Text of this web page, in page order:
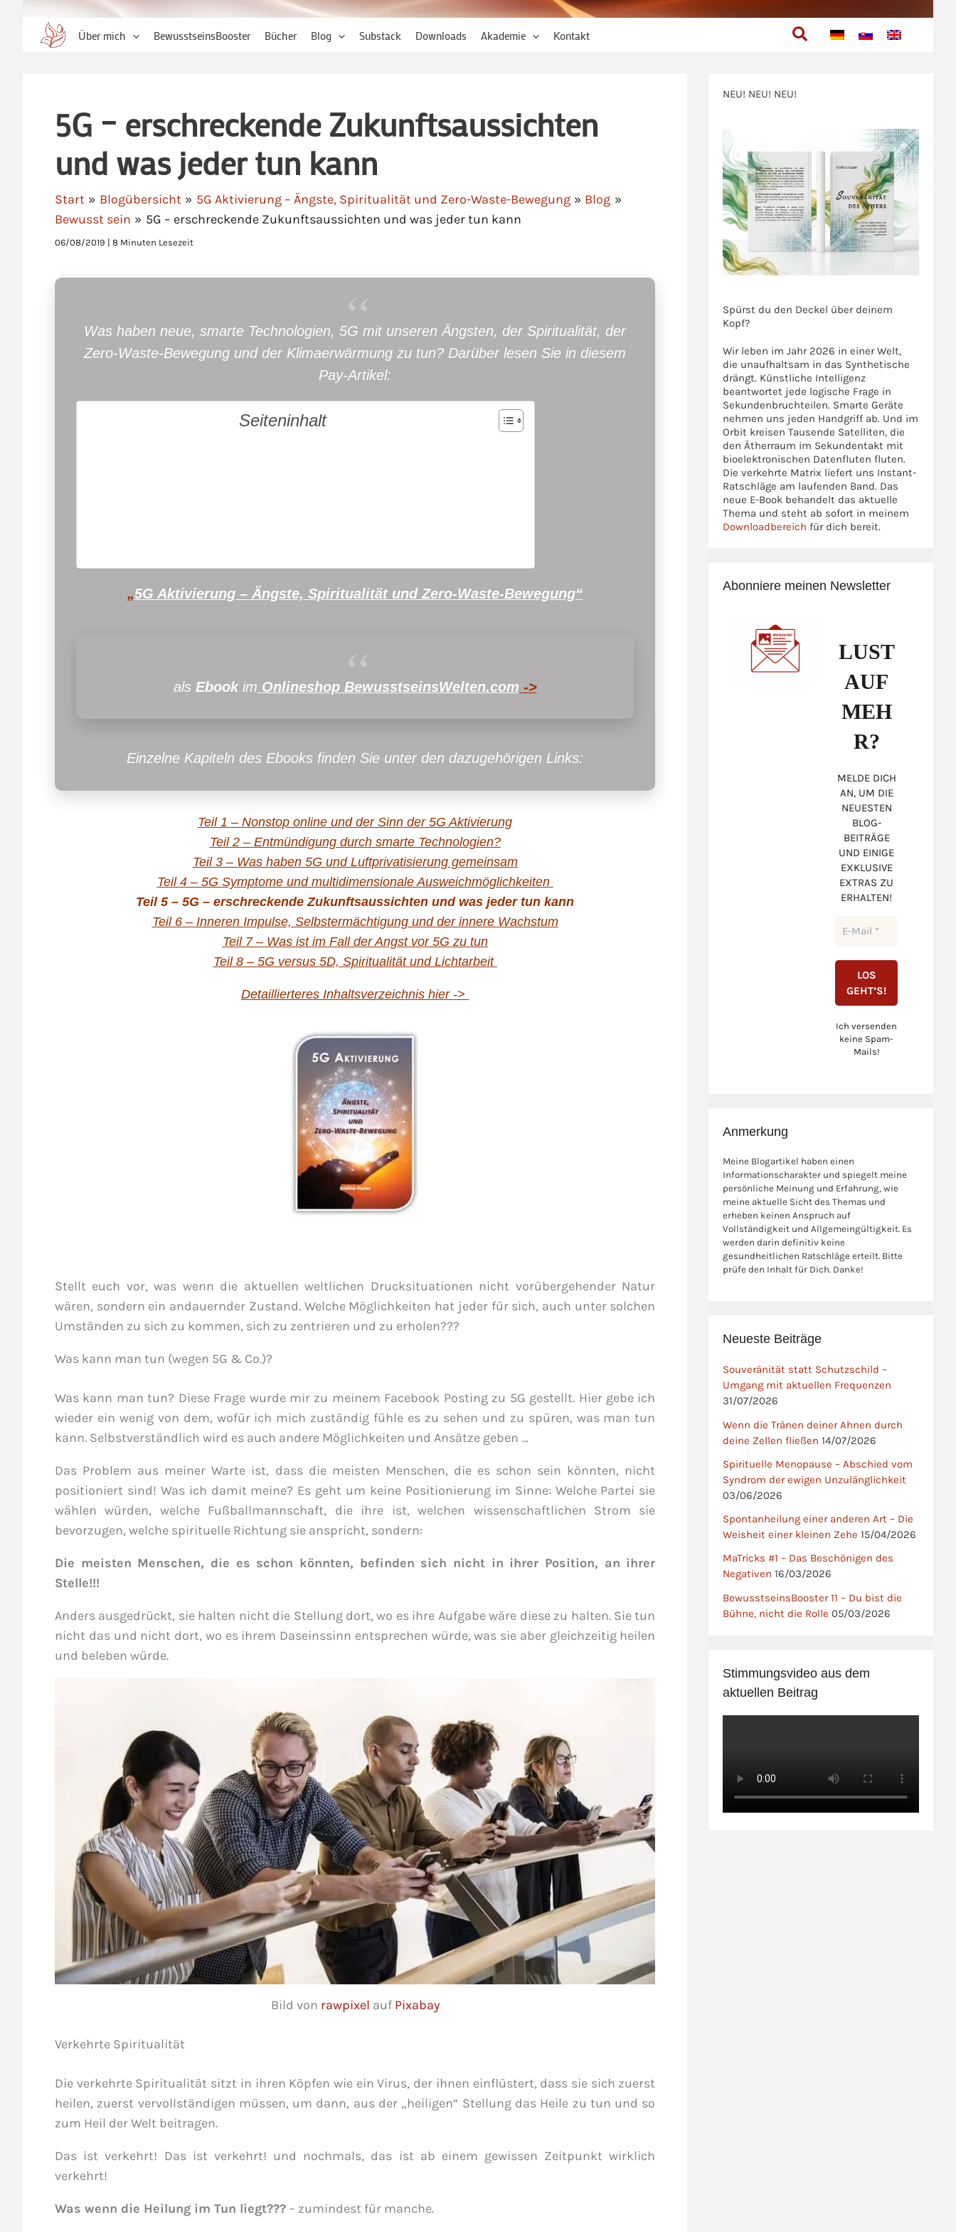
Über mich BewusstseinsBooster Bücher Blog Substack Downloads Akademie Kontakt Suchen
5G – erschreckende Zukunftsaussichten
und was jeder tun kann
Start Blogübersicht 5G Aktivierung – Ängste, Spiritualität und Zero-Waste-Bewegung
Blog
Bewusst sein
5G – erschreckende Zukunftsaussichten und was jeder tun kann
06/08/2019 | 8 Minuten Lesezeit
Was haben neue, smarte Technologien, 5G mit unseren Ängsten, der Spiritualität, der
Zero-Waste-Bewegung und der Klimaerwärmung zu tun? Darüber lesen Sie in diesem
Pay-Artikel:
Seiteninhalt
„5G Aktivierung – Ängste, Spiritualität und Zero-Waste-Bewegung“
als Ebookim Onlineshop BewusstseinsWelten.com ->
Einzelne Kapiteln des Ebooks finden Sie unter den dazugehörigen Links:
Teil 1 – Nonstop online und der Sinn der 5G Aktivierung
Teil 2 – Entmündigung durch smarte Technologien?
Teil 3 – Was haben 5G und Luftprivatisierung gemeinsam
Teil 4 – 5G Symptome und multidimensionale Ausweichmöglichkeiten
Teil 5 – 5G – erschreckende Zukunftsaussichten und was jeder tun kann
Teil 6 – Inneren Impulse, Selbstermächtigung und der innere Wachstum
Teil 7 – Was ist im Fall der Angst vor 5G zu tun
Teil 8 – 5G versus 5D, Spiritualität und Lichtarbeit
Detaillierteres Inhaltsverzeichnis hier ->
Stellt euch vor, was wenn die aktuellen weltlichen Drucksituationen nicht vorübergehender Natur
wären, sondern ein andauernder Zustand. Welche Möglichkeiten hat jeder für sich, auch unter solchen
Umständen zu sich zu kommen, sich zu zentrieren und zu erholen???
Was kann man tun (wegen 5G & Co.)?
Was kann man tun? Diese Frage wurde mir zu meinem Facebook Posting zu 5G gestellt. Hier gebe ich
wieder ein wenig von dem, wofür ich mich zuständig fühle es zu sehen und zu spüren, was man tun
kann. Selbstverständlich wird es auch andere Möglichkeiten und Ansätze geben …
Das Problem aus meiner Warte ist, dass die meisten Menschen, die es schon sein könnten, nicht
positioniert sind! Was ich damit meine? Es geht um keine Positionierung im Sinne: Welche Partei sie
wählen würden, welche Fußballmannschaft, die ihre ist, welchen wissenschaftlichen Strom sie
bevorzugen, welche spirituelle Richtung sie anspricht, sondern:
Die meisten Menschen, die es schon könnten, befinden sich nicht in ihrer Position, an ihrer
Stelle!!!
Anders ausgedrückt, sie halten nicht die Stellung dort, wo es ihre Aufgabe wäre diese zu halten. Sie tun
nicht das und nicht dort, wo es ihrem Daseinssinn entsprechen würde, was sie aber gleichzeitig heilen
und beleben würde.
Bild von rawpixel auf Pixabay
Verkehrte Spiritualität
Die verkehrte Spiritualität sitzt in ihren Köpfen wie ein Virus, der ihnen einflüstert, dass sie sich zuerst
heilen, zuerst vervollständigen müssen, um dann, aus der „heiligen“ Stellung das Heile zu tun und so
zum Heil der Welt beitragen.
Das ist verkehrt! Das ist verkehrt! und nochmals, das ist ab einem gewissen Zeitpunkt wirklich
verkehrt!
Was wenn die Heilung im Tun liegt??? – zumindest für manche.
NEU! NEU! NEU!
Spürst du den Deckel über deinem
Kopf?
Wir leben im Jahr 2026 in einer Welt,
die unaufhaltsam in das Synthetische
drängt. Künstliche Intelligenz
beantwortet jede logische Frage in
Sekundenbruchteilen. Smarte Geräte
nehmen uns jeden Handgriff ab. Und im
Orbit kreisen Tausende Satelliten, die
den Ätherraum im Sekundentakt mit
bioelektronischen Datenfluten fluten.
Die verkehrte Matrix liefert uns Instant-
Ratschläge am laufenden Band. Das
neue E-Book behandelt das aktuelle
Thema und steht ab sofort in meinem
Downloadbereich für dich bereit.
Abonniere meinen Newsletter
LUST
AUF
MEH
R?
MELDE DICH
AN, UM DIE
NEUESTEN
BLOG-
BEITRÄGE
UND EINIGE
EXKLUSIVE
EXTRAS ZU
ERHALTEN!
Ich versenden
keine Spam-
Mails!
Anmerkung
Meine Blogartikel haben einen
Informationscharakter und spiegelt meine
persönliche Meinung und Erfahrung, wie
meine aktuelle Sicht des Themas und
erheben keinen Anspruch auf
Vollständigkeit und Allgemeingültigkeit. Es
werden darin definitiv keine
gesundheitlichen Ratschläge erteilt. Bitte
prüfe den Inhalt für Dich. Danke!
Neueste Beiträge
Souveränität statt Schutzschild –
Umgang mit aktuellen Frequenzen
31/07/2026
Wenn die Tränen deiner Ahnen durch
deine Zellen fließen 14/07/2026
Spirituelle Menopause – Abschied vom
Syndrom der ewigen Unzulänglichkeit
03/06/2026
Spontanheilung einer anderen Art – Die
Weisheit einer kleinen Zehe 15/04/2026
MaTricks #1 – Das Beschönigen des
Negativen 16/03/2026
BewusstseinsBooster 11 – Du bist die
Bühne, nicht die Rolle 05/03/2026
Stimmungsvideo aus dem
aktuellen Beitrag